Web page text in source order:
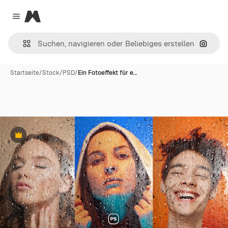
Close menu
Magnific
Nach
Startseite/Stock/PSD/Ein Fotoeffekt für e…
Premium